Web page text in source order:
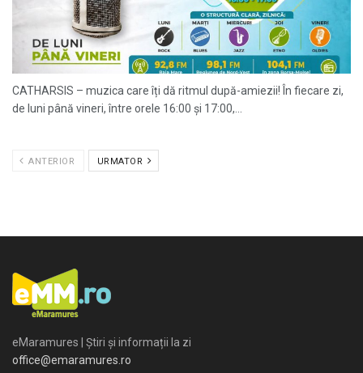
CATHARSIS – muzica care îți dă ritmul după-amiezii! În fiecare zi,
de luni până vineri, între orele 16:00 și 17:00,...
ANTERIOR URMATOR
eMaramures | Știri și informații la zi
office@emaramures.ro